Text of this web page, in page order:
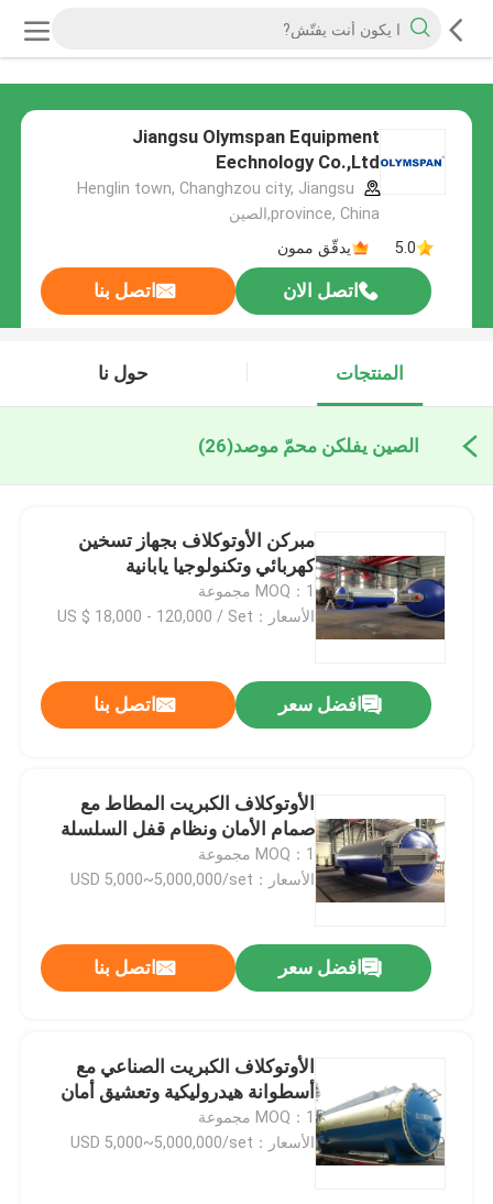
Jiangsu Olymspan Equipment
Eechnology Co.,Ltd
Henglin town, Changhzou city, Jiangsu
province, China,الصين
5.0
يدقّق ممون
اتصل الان اتصل بنا
المنتجات حول نا
الصين يفلكن محمّ موصد(26)
مبركن الأوتوكلاف بجهاز تسخين
كهربائي وتكنولوجيا يابانية
MOQ：1 مجموعة
الأسعار：US $ 18,000 - 120,000 / Set
افضل سعر اتصل بنا
الأوتوكلاف الكبريت المطاط مع
صمام الأمان ونظام قفل السلسلة
MOQ：1 مجموعة
الأسعار：USD 5,000~5,000,000/set
افضل سعر اتصل بنا
الأوتوكلاف الكبريت الصناعي مع
أسطوانة هيدروليكية وتعشيق أمان
MOQ：1 مجموعة
الأسعار：USD 5,000~5,000,000/set